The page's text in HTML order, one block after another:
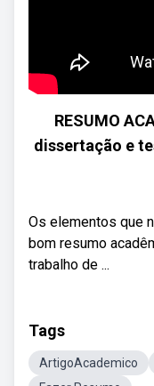
RESUMO
dissertação e
Os elementos que
bom resumo
trabalho de ...
Tags
ArtigoAcademico